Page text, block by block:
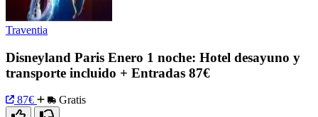
Traventia
Disneyland Paris Enero 1 noche: Hotel desayuno y
transporte incluido + Entradas 87€
87€ Gratis